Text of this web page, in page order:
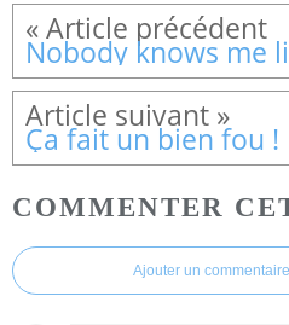
Nobody knows me
Ça fait un bien fou !
COMMENTER
Ajouter un commentaire